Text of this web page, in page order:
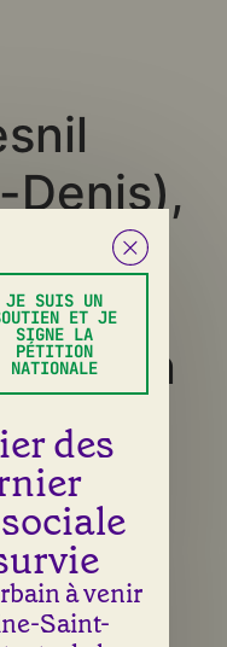
Denis),
un
JE SUIS UN
ET JE
SIGNE LA
PÉTITION
NATIONALE
des
à venir
Saint-